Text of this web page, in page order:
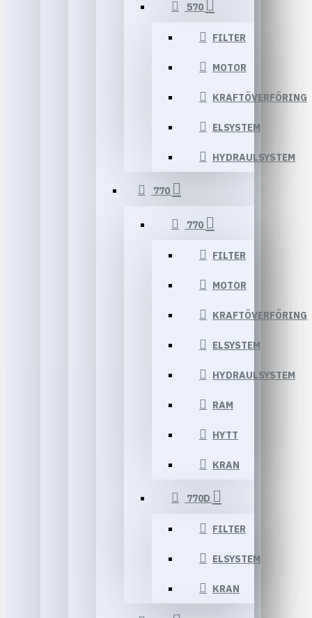
570
FILTER
MOTOR
KRAFTÖVERFÖRING
ELSYSTEM
HYDRAULSYSTEM
770
770
FILTER
MOTOR
KRAFTÖVERFÖRING
ELSYSTEM
HYDRAULSYSTEM
RAM
HYTT
KRAN
770D
FILTER
ELSYSTEM
KRAN